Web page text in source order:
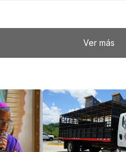
Ver más